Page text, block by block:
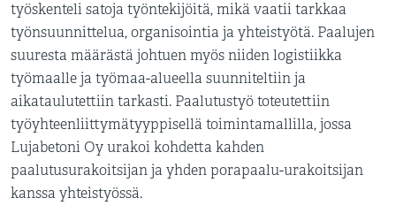
työskenteli satoja työntekijöitä, mikä vaatii tarkkaa
työnsuunnittelua, organisointia ja yhteistyötä. Paalujen
suuresta määrästä johtuen myös niiden logistiikka
työmaalle ja työmaa-alueella suunniteltiin ja
aikataulutettiin tarkasti. Paalutustyö toteutettiin
työyhteenliittymätyyppisellä toimintamallilla, jossa
Lujabetoni Oy urakoi kohdetta kahden
paalutusurakoitsijan ja yhden porapaalu-urakoitsijan
kanssa yhteistyössä.